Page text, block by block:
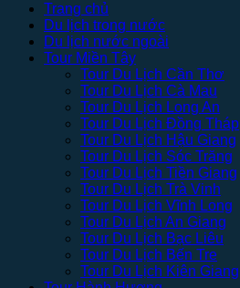
Trang chủ
Du lịch trong nước
Du lịch nước ngoài
Tour Miền Tây
Tour Du Lịch Cần Thơ
Tour Du Lịch Cà Mau
Tour Du Lịch Long An
Tour Du Lịch Đồng Tháp
Tour Du Lịch Hậu Giang
Tour Du Lịch Sóc Trăng
Tour Du Lịch Tiền Giang
Tour Du Lịch Trà Vinh
Tour Du Lịch Vĩnh Long
Tour Du Lịch An Giang
Tour Du Lịch Bạc Liêu
Tour Du Lịch Bến Tre
Tour Du Lịch Kiên Giang